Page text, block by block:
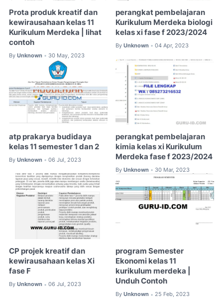
Prota produk kreatif dan
kewirausahaan kelas 11
Kurikulum Merdeka | lihat
contoh
By Unknown • 30 May, 2023
perangkat pembelajaran
Kurikulum Merdeka biologi
kelas xi fase f 2023/2024
By Unknown • 04 Apr, 2023
atp prakarya budidaya
kelas 11 semester 1 dan 2
By Unknown • 06 Jul, 2023
perangkat pembelajaran
kimia kelas xi Kurikulum
Merdeka fase f 2023/2024
By Unknown • 30 Mar, 2023
CP projek kreatif dan
kewirausahaan kelas Xi
fase F
By Unknown • 06 Jul, 2023
program Semester
Ekonomi kelas 11
kurikulum merdeka |
Unduh Contoh
By Unknown • 25 Feb, 2023